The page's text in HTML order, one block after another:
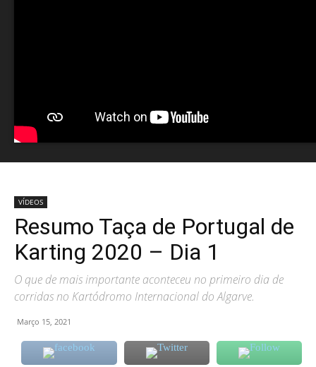
VÍDEOS
Resumo Taça de Portugal de
Karting 2020 – Dia 1
O que de mais importante aconteceu no primeiro dia de
corridas no Kartódromo Internacional do Algarve.
Março 15, 2021